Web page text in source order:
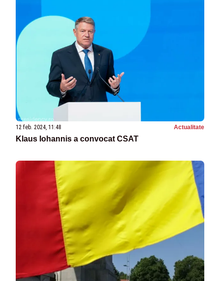
12 feb. 2024, 11:48 Actualitate
Klaus Iohannis a convocat CSAT